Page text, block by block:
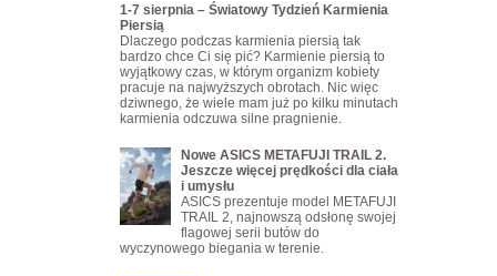
1-7 sierpnia – Światowy Tydzień Karmienia
Piersią
Dlaczego podczas karmienia piersią tak
bardzo chce Ci się pić? Karmienie piersią to
wyjątkowy czas, w którym organizm kobiety
pracuje na najwyższych obrotach. Nic więc
dziwnego, że wiele mam już po kilku minutach
karmienia odczuwa silne pragnienie.
Nowe ASICS METAFUJI TRAIL 2.
Jeszcze więcej prędkości dla ciała
i umysłu
ASICS prezentuje model METAFUJI
TRAIL 2, najnowszą odsłonę swojej
flagowej serii butów do
wyczynowego biegania w terenie.